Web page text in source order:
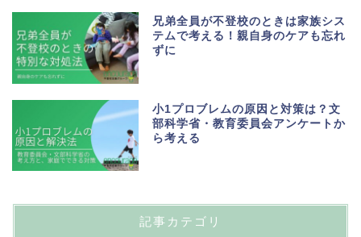
兄弟全員が不登校のときは家族シス
テムで考える！親自身のケアも忘れ
ずに
小1プロブレムの原因と対策は？文
部科学省・教育委員会アンケートか
ら考える
記事カテゴリ